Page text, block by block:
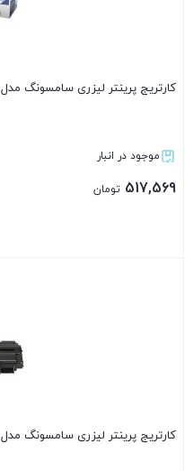
کارتریج پرینتر لیزری سامسونگ مدل 3050
موجود در انبار
517,569 تومان
کارتریج پرینتر لیزری سامسونگ مدل 2850